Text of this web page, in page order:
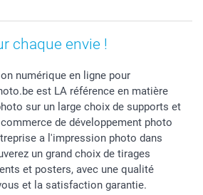
chaque envie !
numérique en ligne pour
est LA référence en matière
sur un large choix de supports et
de développement photo
a l'impression photo dans
un grand choix de tirages
et posters, avec une qualité
et la satisfaction garantie.